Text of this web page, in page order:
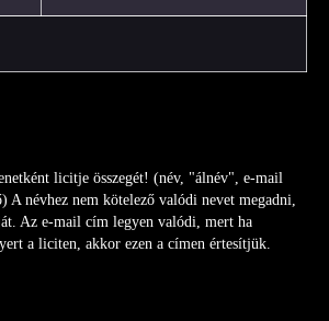
licitje összegét! (név, "álnév", e-mail
A névhez nem kötelező valódi nevet megadni,
Az e-mail cím legyen valódi, mert ha
a liciten, akkor ezen a címen értesítjük.